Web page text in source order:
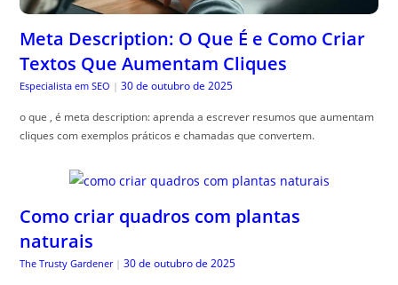
Meta Description: O Que É e Como Criar
Textos Que Aumentam Cliques
Especialista em SEO | 30 de outubro de 2025
o que , é meta description: aprenda a escrever resumos que aumentam
cliques com exemplos práticos e chamadas que convertem.
Como criar quadros com plantas
naturais
The Trusty Gardener | 30 de outubro de 2025